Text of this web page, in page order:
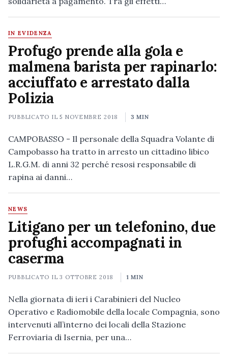
IN EVIDENZA
Profugo prende alla gola e
malmena barista per rapinarlo:
acciuffato e arrestato dalla
Polizia
PUBBLICATO IL5 NOVEMBRE 2018 3 MIN
CAMPOBASSO - Il personale della Squadra Volante di
Campobasso ha tratto in arresto un cittadino libico
L.R.G.M. di anni 32 perché resosi responsabile di
rapina ai danni…
NEWS
Litigano per un telefonino, due
profughi accompagnati in
caserma
PUBBLICATO IL3 OTTOBRE 2018 1 MIN
Nella giornata di ieri i Carabinieri del Nucleo
Operativo e Radiomobile della locale Compagnia, sono
intervenuti all’interno dei locali della Stazione
Ferroviaria di Isernia, per una…